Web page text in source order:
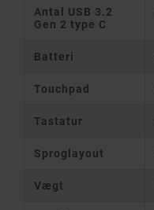
Antal USB 3.2
Gen 2 type C
Batteri
Touchpad
Tastatur
Sproglayout
Vægt